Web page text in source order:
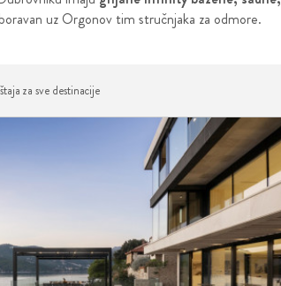
uz Orgonov tim stručnjaka za odmore.
za sve destinacije